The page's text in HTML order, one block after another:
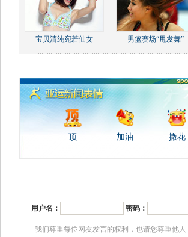
宝贝清纯宛若仙女 男篮赛场“甩发舞”
顶 加油 撒花
用户名： 密码：